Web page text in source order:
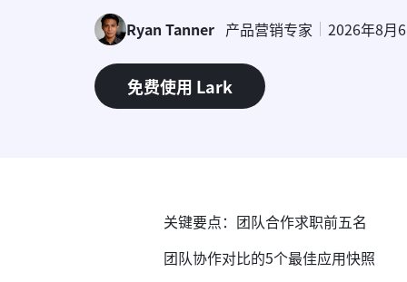
Ryan Tanner 产品营销专家 2026年8月
免费使用 Lark
关键要点：团队合作求职前五名
团队协作对比的5个最佳应用快照